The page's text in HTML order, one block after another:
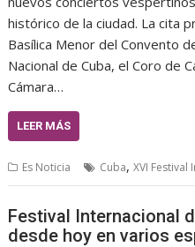
histórico de la ciudad. La cita
Basílica Menor del Convento
Nacional de Cuba, el Coro de
Cámara…
LEER MÁS
Es Noticia Cuba,XVI
Festival Internacional
desde hoy en varios